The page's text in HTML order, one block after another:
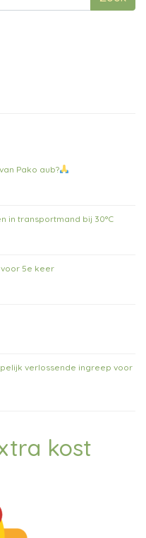
Pako aub?
in transportmand bij 30°C
voor 5e keer
verlossende ingreep voor
kost